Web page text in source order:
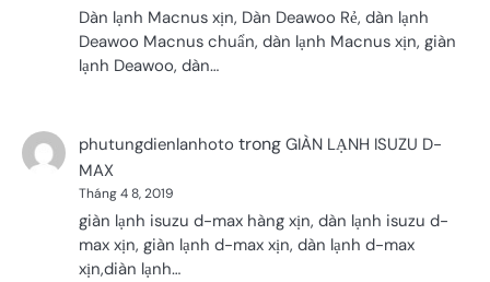
Dàn lạnh Macnus xịn, Dàn Deawoo Rẻ, dàn lạnh
Deawoo Macnus chuẩn, dàn lạnh Macnus xịn, giàn
lạnh Deawoo, dàn…
phutungdienlanhoto trong GIÀN LẠNH ISUZU D-
MAX
Tháng 4 8, 2019
giàn lạnh isuzu d-max hàng xịn, dàn lạnh isuzu d-
max xịn, giàn lạnh d-max xịn, dàn lạnh d-max
xịn,diàn lạnh…